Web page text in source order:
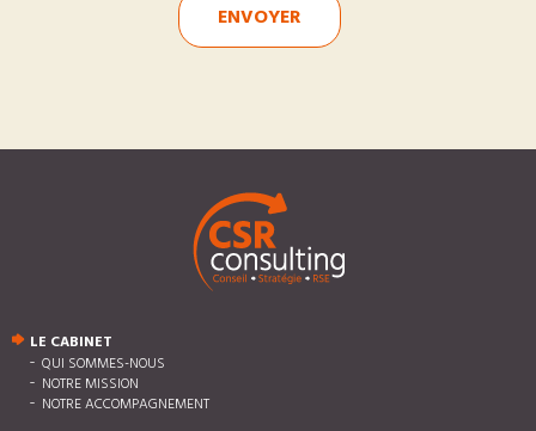
ENVOYER
LE CABINET
QUI SOMMES-NOUS
NOTRE MISSION
NOTRE ACCOMPAGNEMENT